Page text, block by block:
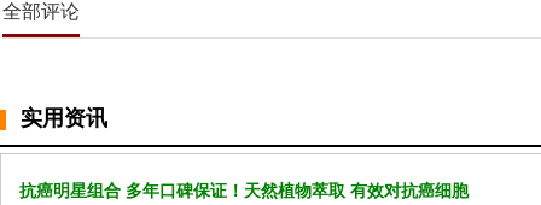
全部评论
实用资讯
抗癌明星组合 多年口碑保证！天然植物萃取 有效对抗癌细胞